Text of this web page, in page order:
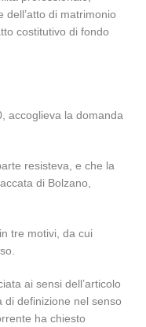
di matrimonio
costitutivo di fondo
accoglieva la domanda
resisteva, e che la
di Bolzano,
tre motivi, da cui
ai sensi dell’articolo
definizione nel senso
ha chiesto